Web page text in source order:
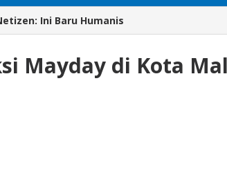
Ini Baru Humanis
Mayday di Kota